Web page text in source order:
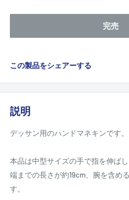
完売
この製品をシェアーする
説明
デッサン用のハンドマネキンです。
本品は中型サイズの手で指を伸ば
端までの長さが約19cm、腕を含め
す。